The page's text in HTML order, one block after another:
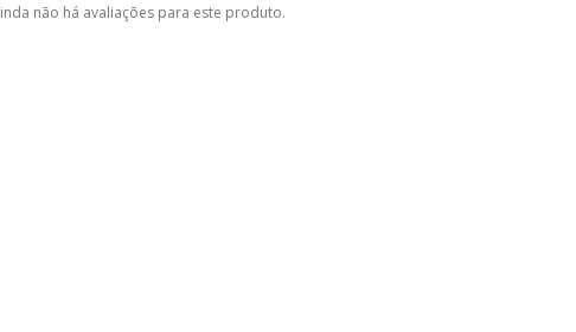
não há avaliações para este produto.